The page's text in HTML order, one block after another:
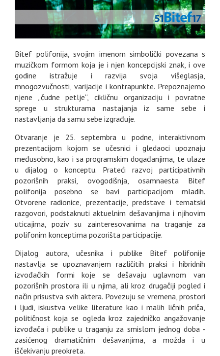
Bitef polifonija, svojim imenom simbolički povezana s
muzičkom formom koja je i njen koncepcijski znak, i ove
godine istražuje i razvija svoja višeglasja,
mnogozvučnosti, varijacije i kontrapunkte. Prepoznajemo
njene „čudne petlje“, cikličnu organizaciju i povratne
sprege u strukturama nastajanja iz same sebe i
nastavljanja da samu sebe izgrađuje.
Otvaranje je 25. septembra u podne, interaktivnom
prezentacijom kojom se učesnici i gledaoci upoznaju
međusobno, kao i sa programskim događanjima, te ulaze
u dijalog o konceptu. Prateći razvoj participativnih
pozorišnih praksi, ovogodišnja, osamnaesta Bitef
polifonija posebno se bavi participacijom mladih.
Otvorene radionice, prezentacije, predstave i tematski
razgovori, podstaknuti aktuelnim dešavanjima i njihovim
uticajima, poziv su zainteresovanima na traganje za
polifonim konceptima pozorišta participacije.
Dijalog autora, učesnika i publike Bitef polifonije
nastavlja se upoznavanjem različitih praksi i hibridnih
izvođačkih formi koje se dešavaju uglavnom van
pozorišnih prostora ili u njima, ali kroz drugačiji pogled i
način prisustva svih aktera. Povezuju se vremena, prostori
i ljudi, iskustva velike literature kao i malih ličnih priča,
političnost koja se ogleda kroz zajedničko angažovanje
izvođača i publike u traganju za smislom jednog doba -
zasićenog dramatičnim dešavanjima, a možda i u
iščekivanju preokreta.